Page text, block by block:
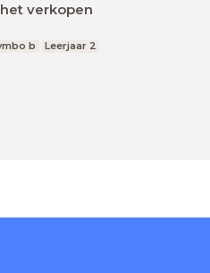
verkopen
b Leerjaar 2